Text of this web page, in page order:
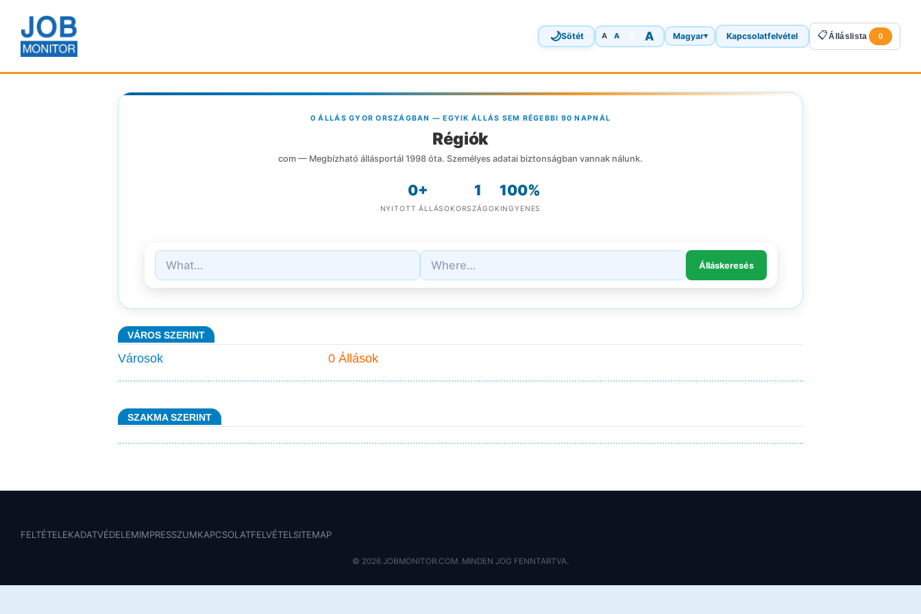
🌙Sötét A A A Magyar▾ Kapcsolatfelvétel 📋Álláslista 0
0 ÁLLÁS GYOR ORSZÁGBAN — EGYIK ÁLLÁS SEM RÉGEBBI 90 NAPNÁL
Régiók
com — Megbízható állásportál 1998 óta. Személyes adatai biztonságban vannak nálunk.
0+
NYITOTT ÁLLÁSOK
1
ORSZÁGOK
100%
INGYENES
VÁROS SZERINT
0 Állások
Városok
SZAKMA SZERINT
FELTÉTELEKADATVÉDELEMIMPRESSZUMKAPCSOLATFELVÉTELSITEMAP
© 2026 JOBMONITOR.COM. MINDEN JOG FENNTARTVA.